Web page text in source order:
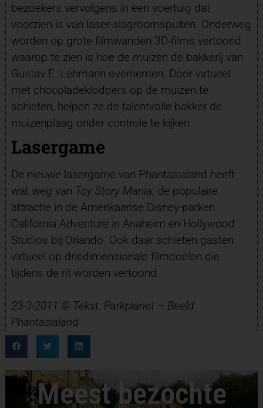
bezoekers vervolgens in een voertuig dat
voorzien is van laser-slagroomspuiten. Onderweg
worden op grote filmwanden 3D-films vertoond
waarop te zien is hoe de muizen de bakkerij van
Gustav E. Lehmann overnemen. Door virtueel
met chocoladeklodders op de muizen te
schieten, helpen ze de talentvolle bakker de
muizenplaag onder controle te kijken.
Lasergame
De nieuwe lasergame van Phantasialand heeft
wat weg van Toy Story Mania, de populaire
attractie in de Amerikaanse Disney-parken
California Adventure in Anaheim en Hollywood
Studios bij Orlando. Ook daar schieten gasten
virtueel op driedimensionale filmdoelen die
tijdens de rit worden vertoond.
23-3-2011 © Tekst: Parkplanet – Beeld:
Phantasialand
Meest bezochte